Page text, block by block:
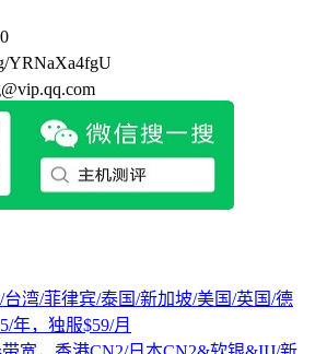
YRNaXa4fgU
台湾/菲律宾/泰国/新加坡/美国/英国/德
年，独服$59/月